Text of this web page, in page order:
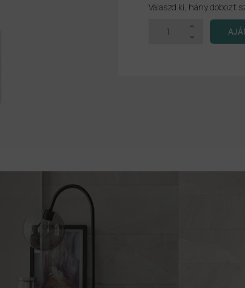
Válaszd ki, hány dobozt